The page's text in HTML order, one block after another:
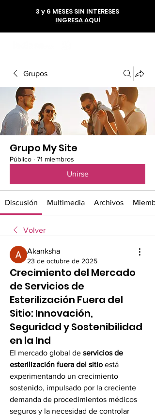
3 y 6 MESES SIN INTERESES
INGRESA AQUÍ
Grupos
Grupo My Site
Público · 71 miembros
Unirse
Discusión Multimedia Archivos
Volver
Akanksha
23 de octubre de 2025
Crecimiento del Mercado
de Servicios de
Esterilización Fuera del
Sitio: Innovación,
Seguridad y Sostenibilidad
en la Ind
El mercado global de servicios de
esterilización fuera del sitio está
experimentando un crecimiento
sostenido, impulsado por la creciente
demanda de procedimientos médicos
seguros y la necesidad de controlar